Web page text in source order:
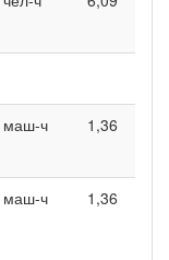
маш-ч 1,36
маш-ч 1,36